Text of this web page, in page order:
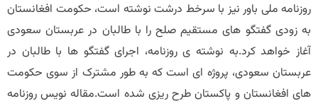
روزنامه ملی باور نیز با سرخط درشت نوشته است، حکومت افغانستان
به زودی گفتگو های مستقیم صلح را با طالبان در عربستان سعودی
آغاز خواهد کرد.به نوشته ی روزنامه، اجرای گفتگو ها با طالبان در
عربستان سعودی، پروژه ای است که به طور مشترک از سوی حکومت
های افغانستان و پاکستان طرح ریزی شده است.مقاله نویس روزنامه